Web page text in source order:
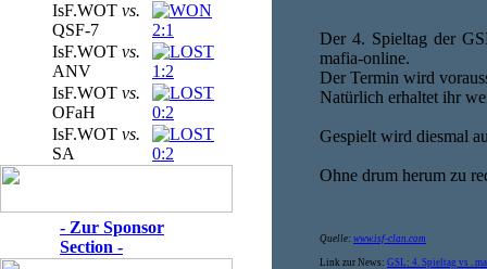
IsF.WOT vs.
QSF-7
2:1
IsF.WOT vs.
ANV
1:2
IsF.WOT vs.
OFaH
0:2
IsF.WOT vs.
SA
0:2
- Zur Sponsor
Section -
Der 4. Spieltag der
mafia-online.
Der Termin wird
Natürlich erhaltet ihr
Gespielt wird diesmal
Ohne drum herum zu
Quelle: www.isf-clan.com
Link zur News: GSL: 4. Spieltag vs .